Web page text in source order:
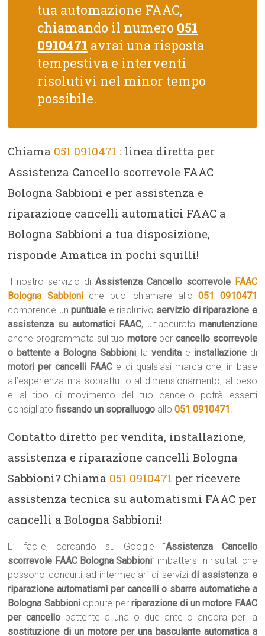
tua automazione FAAC,
chiamando il numero 051
0910471 avrai una risposta
tempestiva e interventi
risolutivi nel minor tempo
possibile.
Chiama 051 0910471 : linea diretta per
Assistenza Cancello scorrevole FAAC
Bologna Sabbioni e per assistenza e
riparazione cancelli automatici FAAC a
Bologna Sabbioni a tua disposizione,
risponde Amatica in pochi squilli!
Il nostro servizio di Assistenza Cancello scorrevole FAAC
Bologna Sabbioni che puoi chiamare allo051 0910471
comprende unpuntuale e risolutivo servizio di riparazione e
assistenza su automatici FAAC, un’accurata manutenzione
anche programmata sul tuo motoreper cancello scorrevole
o battente a Bologna Sabbioni, lavendita e installazionedi
motori per cancelli FAAC e di qualsiasi marca che, in base
all’esperienza ma soprattutto al dimensionamento, al peso
e al tipo di movimento del tuo cancello potrà esserti
consigliatofissando un sopralluogo allo051 0910471.
Contatto diretto per vendita, installazione,
assistenza e riparazione cancelli Bologna
Sabbioni? Chiama 051 0910471 per ricevere
assistenza tecnica su automatismi FAAC per
cancelli a Bologna Sabbioni!
E’ facile, cercando su Google “Assistenza Cancello
scorrevole FAAC Bologna Sabbioni” imbattersi in risultati che
possono condurti ad intermediari di servizidi assistenza e
riparazione automatismi per cancelli o sbarre automatiche a
Bologna Sabbioni oppure per riparazione di un motore FAAC
per cancello battente a una o due ante o ancora per la
sostituzione di un motore per una basculante automatica a